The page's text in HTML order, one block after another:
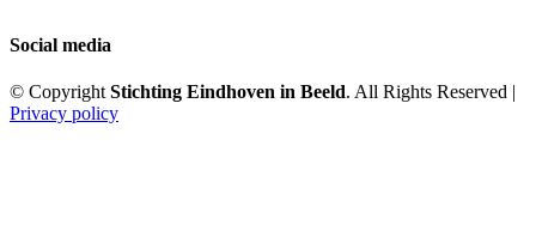
Social media
© CopyrightStichting Eindhoven in Beeld. All Rights Reserved |
Privacy policy